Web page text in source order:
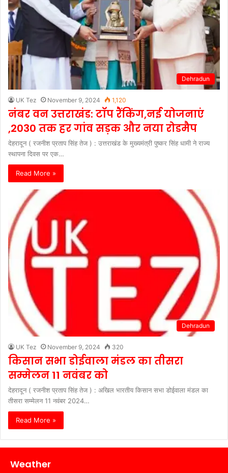
Dehradun
UK Tez November 9, 2024 1,120
नंबर वन उत्तराखंड: टॉप रैंकिंग,नई योजनाएं
,2030 तक हर गांव सड़क और नया रोडमैप
देहरादून ( रजनीश प्रताप सिंह तेज ) : उत्तराखंड के मुख्यमंत्री पुष्कर सिंह धामी ने राज्य
स्थापना दिवस पर एक…
Read More »
Dehradun
UK Tez November 9, 2024 320
किसान सभा डोईवाला मंडल का तीसरा
सम्मेलन 11 नवंबर को
देहरादून ( रजनीश प्रताप सिंह तेज ) : अखिल भारतीय किसान सभा डोईवाला मंडल का
तीसरा सम्मेलन 11 नवंबर 2024…
Read More »
Weather